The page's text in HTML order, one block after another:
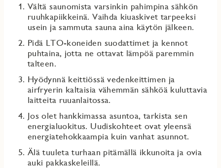
Vältä saunomista varsinkin pahimpina sähkön
ruuhkapiikkeinä. Vaihda kiuaskivet tarpeeksi
usein ja sammuta sauna aina käytön jälkeen.
Pidä LTO-koneiden suodattimet ja kennot
puhtaina, jotta ne ottavat lämpöä paremmin
talteen.
Hyödynnä keittiössä vedenkeittimen ja
airfryerin kaltaisia vähemmän sähköä kuluttavia
laitteita ruuanlaitossa.
Jos olet hankkimassa asuntoa, tarkista sen
energialuokitus. Uudiskohteet ovat yleensä
energiatehokkaampia kuin vanhat asunnot.
Älä tuuleta turhaan pitämällä ikkunoita ja ovia
auki pakkaskeleillä.